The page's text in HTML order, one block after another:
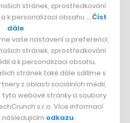
na Šumavě
stránek, zprostředkování
k personalizaci obsahu … Číst
dále
vaše nastavení a preferencí,
stránek, zprostředkování
a k personalizaci obsahu.
stránek také dále sdílíme s
z oblasti sociálních médií,
tyto webové stránky a soubory
s.r.o. Více informací
odkazu.